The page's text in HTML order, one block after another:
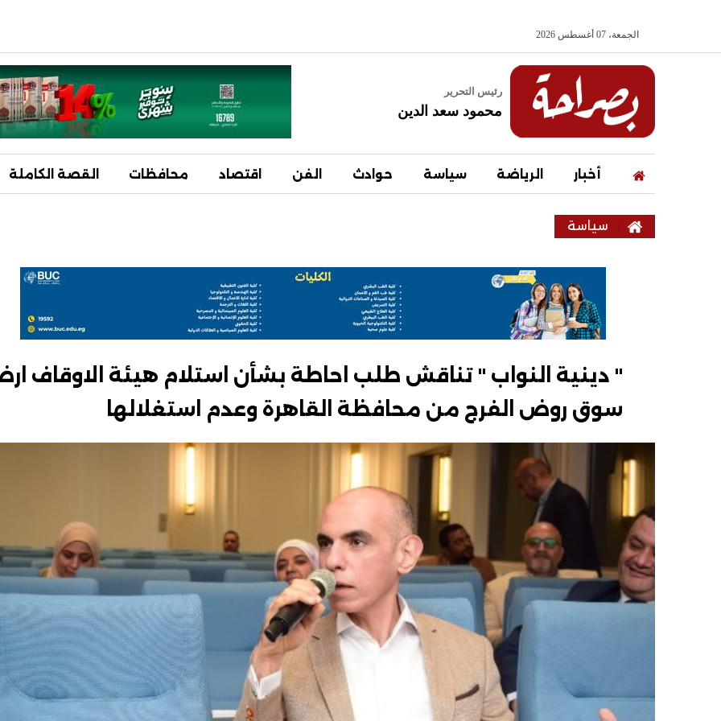
الجمعة، 07 أغسطس 2026
رئيس التحرير
محمود سعد الدين
أخبار الرياضة سياسة حوادث الفن اقتصاد محافظات القصة الكاملة
سياسة
" دينية النواب " تناقش طلب احاطة بشأن استلام هيئة الاوقاف
سوق روض الفرج من محافظة القاهرة وعدم استغلالها